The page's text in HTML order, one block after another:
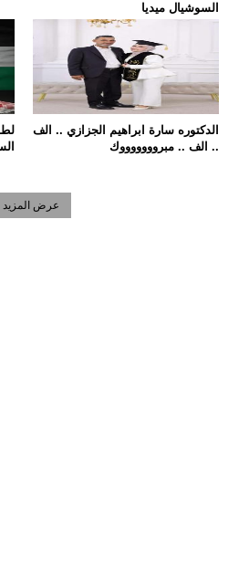
السوشيال ميديا
الدكتوره سارة ابراهيم الجزازي .. الف
.. الف .. مبروووووووك
عرض المزيد